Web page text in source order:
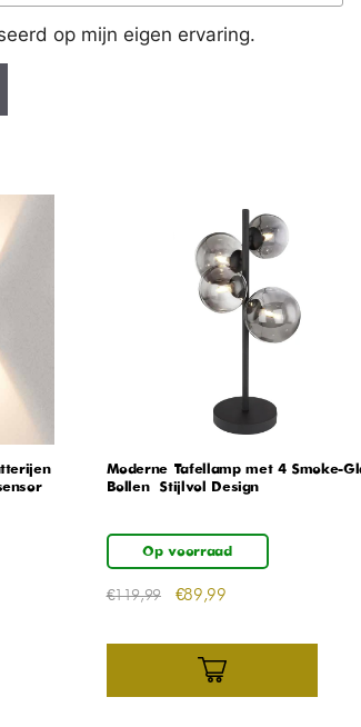
op mijn eigen ervaring.
–
–
Moderne Tafellamp met 4 Smoke-
Bollen – Stijlvol Design
Op voorraad
€119,99 €89,99